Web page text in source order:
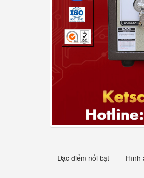
Đặc điểm nổi bật Hình